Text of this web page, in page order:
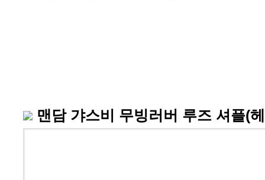
맨담 갸스비 무빙러버 루즈 셔플(